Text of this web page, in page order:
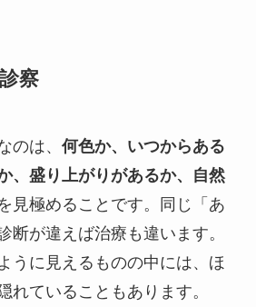
察
のは、 何色か、いつからある
、盛り上がりがあるか、自然
見極めることです。同じ「あ
断が違えば治療も違います。
うに見えるものの中には、ほ
れていることもあります。